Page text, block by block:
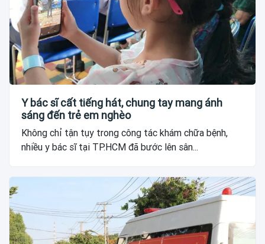
Y bác sĩ cất tiếng hát, chung tay mang ánh
sáng đến trẻ em nghèo
Không chỉ tận tụy trong công tác khám chữa bệnh,
nhiều y bác sĩ tại TP.HCM đã bước lên sân...